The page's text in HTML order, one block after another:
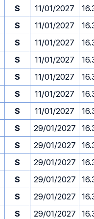
S 11/01/2027
S 11/01/2027
S 11/01/2027
S 11/01/2027
S 11/01/2027
S 11/01/2027
S 11/01/2027
S 29/01/2027
S 29/01/2027
S 29/01/2027
S 29/01/2027
S 29/01/2027
S 29/01/2027